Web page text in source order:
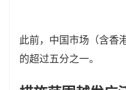
此前，中国市场（含香
的超过五分之一。